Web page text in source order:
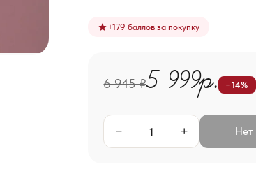
+179 баллов за покупку
6 945 ₽5 999р. −14%
− + Нет